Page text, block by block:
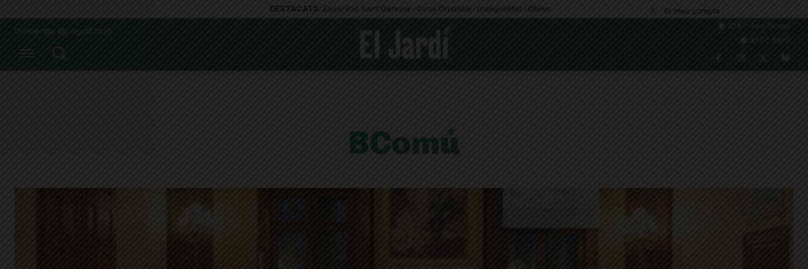
DESTACATS: Esvoranc Sant Gervasi · Casa Orlandai · Inseguretat · Obres El meu compte
Diumenge 09, agost 2026
27.8
Sant Gervasi
27.7
Sarrià
BComú